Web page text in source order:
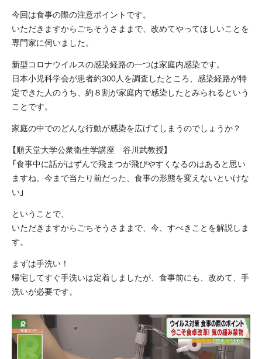
今回は食事の際の注意ポイントです。
いただきますからごちそうさままで、改めてやってほしいことを
専門家に伺いました。
新型コロナウイルスの感染経路の一つは家庭内感染です。
日本小児科学会が患者約300人を調査したところ、感染経路が特
定できた人のうち、約８割が家庭内で感染したとみられるという
ことです。
家庭の中でのどんな行動が感染を広げてしまうのでしょうか？
【順天堂大学公衆衛生学講座 谷川武教授】
「食事中に話がはずんで飛まつが飛びやすくなるのはあると思い
ますね。今まで当たり前だった、食事の形態を変えないといけな
い」
ということで、
いただきますからごちそうさままで、今、すべきことを解説しま
す。
まずは手洗い！
帰宅してすぐ手洗いは定着しましたが、食事前にも、改めて、手
洗いが必要です。